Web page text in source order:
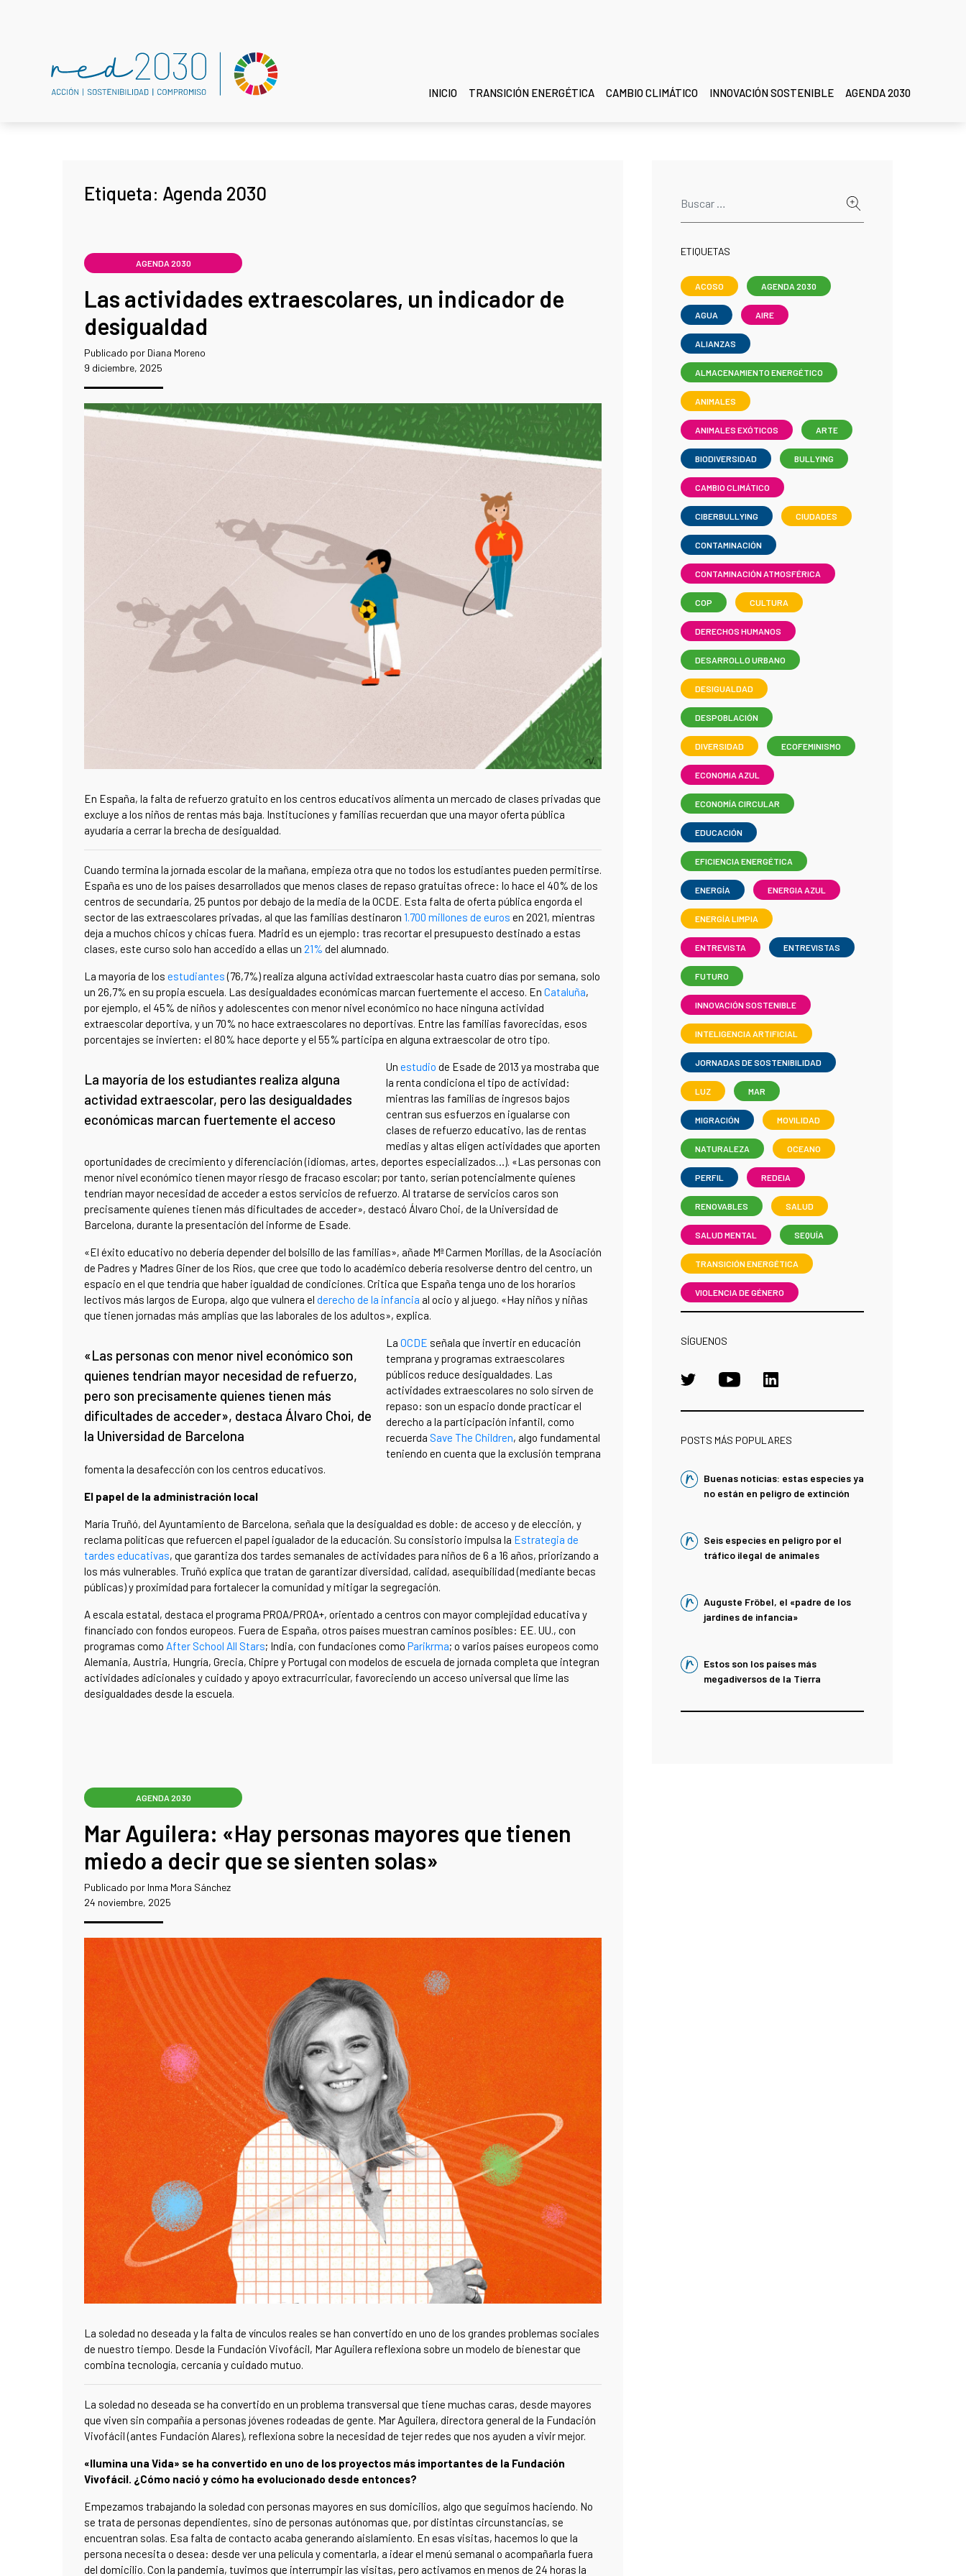
INICIO TRANSICIÓN ENERGÉTICA CAMBIO CLIMÁTICO INNOVACIÓN SOSTENIBLE AGENDA 2030
Etiqueta: Agenda 2030
AGENDA 2030
Las actividades extraescolares, un indicador de
desigualdad
Publicado por Diana Moreno
9 diciembre, 2025
En España, la falta de refuerzo gratuito en los centros educativos alimenta un mercado de clases privadas que
excluye a los niños de rentas más baja. Instituciones y familias recuerdan que una mayor oferta pública
ayudaría a cerrar la brecha de desigualdad.
Cuando termina la jornada escolar de la mañana, empieza otra que no todos los estudiantes pueden permitirse.
España es uno de los países desarrollados que menos clases de repaso gratuitas ofrece: lo hace el 40% de los
centros de secundaria, 25 puntos por debajo de la media de la OCDE. Esta falta de oferta pública engorda el
sector de las extraescolares privadas, al que las familias destinaron 1.700 millones de euros en 2021, mientras
deja a muchos chicos y chicas fuera. Madrid es un ejemplo: tras recortar el presupuesto destinado a estas
clases, este curso solo han accedido a ellas un 21% del alumnado.
La mayoría de los estudiantes(76,7%) realiza alguna actividad extraescolar hasta cuatro días por semana, solo
un 26,7% en su propia escuela. Las desigualdades económicas marcan fuertemente el acceso. En Cataluña,
por ejemplo, el 45% de niños y adolescentes con menor nivel económico no hace ninguna actividad
extraescolar deportiva, y un 70% no hace extraescolares no deportivas. Entre las familias favorecidas, esos
porcentajes se invierten: el 80% hace deporte y el 55% participa en alguna extraescolar de otro tipo.
La mayoría de los estudiantes realiza alguna
actividad extraescolar, pero las desigualdades
económicas marcan fuertemente el acceso
Un estudio de Esade de 2013 ya mostraba que
la renta condiciona el tipo de actividad:
mientras las familias de ingresos bajos
centran sus esfuerzos en igualarse con
clases de refuerzo educativo, las de rentas
medias y altas eligen actividades que aporten
oportunidades de crecimiento y diferenciación (idiomas, artes, deportes especializados…). «Las personas con
menor nivel económico tienen mayor riesgo de fracaso escolar; por tanto, serían potencialmente quienes
tendrían mayor necesidad de acceder a estos servicios de refuerzo. Al tratarse de servicios caros son
precisamente quienes tienen más dificultades de acceder», destacó Álvaro Choi, de la Universidad de
Barcelona, durante la presentación del informe de Esade.
«El éxito educativo no debería depender del bolsillo de las familias», añade Mª Carmen Morillas, de la Asociación
de Padres y Madres Giner de los Ríos, que cree que todo lo académico debería resolverse dentro del centro, un
espacio en el que tendría que haber igualdad de condiciones. Critica que España tenga uno de los horarios
lectivos más largos de Europa, algo que vulnera el derecho de la infancia al ocio y al juego. «Hay niños y niñas
que tienen jornadas más amplias que las laborales de los adultos», explica.
«Las personas con menor nivel económico son
quienes tendrían mayor necesidad de refuerzo,
pero son precisamente quienes tienen más
dificultades de acceder», destaca Álvaro Choi, de
la Universidad de Barcelona
La OCDE señala que invertir en educación
temprana y programas extraescolares
públicos reduce desigualdades. Las
actividades extraescolares no solo sirven de
repaso: son un espacio donde practicar el
derecho a la participación infantil, como
recuerda Save The Children, algo fundamental
teniendo en cuenta que la exclusión temprana
fomenta la desafección con los centros educativos.
El papel de la administración local
María Truñó, del Ayuntamiento de Barcelona, señala que la desigualdad es doble: de acceso y de elección, y
reclama políticas que refuercen el papel igualador de la educación. Su consistorio impulsa la Estrategia de
tardes educativas, que garantiza dos tardes semanales de actividades para niños de 6 a 16 años, priorizando a
los más vulnerables. Truñó explica que tratan de garantizar diversidad, calidad, asequibilidad (mediante becas
públicas) y proximidad para fortalecer la comunidad y mitigar la segregación.
A escala estatal, destaca el programa PROA/PROA+, orientado a centros con mayor complejidad educativa y
financiado con fondos europeos. Fuera de España, otros países muestran caminos posibles: EE. UU., con
programas como After School All Stars; India, con fundaciones como Parikrma; o varios países europeos como
Alemania, Austria, Hungría, Grecia, Chipre y Portugal con modelos de escuela de jornada completa que integran
actividades adicionales y cuidado y apoyo extracurricular, favoreciendo un acceso universal que lime las
desigualdades desde la escuela.
AGENDA 2030
Mar Aguilera: «Hay personas mayores que tienen
miedo a decir que se sienten solas»
Publicado por Inma Mora Sánchez
24 noviembre, 2025
La soledad no deseada y la falta de vínculos reales se han convertido en uno de los grandes problemas sociales
de nuestro tiempo. Desde la Fundación Vivofácil, Mar Aguilera reflexiona sobre un modelo de bienestar que
combina tecnología, cercanía y cuidado mutuo.
La soledad no deseada se ha convertido en un problema transversal que tiene muchas caras, desde mayores
que viven sin compañía a personas jóvenes rodeadas de gente. Mar Aguilera, directora general de la Fundación
Vivofácil (antes Fundación Alares), reflexiona sobre la necesidad de tejer redes que nos ayuden a vivir mejor.
«Ilumina una Vida» se ha convertido en uno de los proyectos más importantes de la Fundación
Vivofácil. ¿Cómo nació y cómo ha evolucionado desde entonces?
Empezamos trabajando la soledad con personas mayores en sus domicilios, algo que seguimos haciendo. No
se trata de personas dependientes, sino de personas autónomas que, por distintas circunstancias, se
encuentran solas. Esa falta de contacto acaba generando aislamiento. En esas visitas, hacemos lo que la
persona necesita o desea: desde ver una película y comentarla, a idear el menú semanal o acompañarla fuera
del domicilio. Con la pandemia, tuvimos que interrumpir las visitas, pero activamos en menos de 24 horas la
ETIQUETAS
ACOSO AGENDA 2030
AGUA AIRE
ALIANZAS
ALMACENAMIENTO ENERGÉTICO
ANIMALES
ANIMALES EXÓTICOS ARTE
BIODIVERSIDAD BULLYING
CAMBIO CLIMÁTICO
CIBERBULLYING CIUDADES
CONTAMINACIÓN
CONTAMINACIÓN ATMOSFÉRICA
COP CULTURA
DERECHOS HUMANOS
DESARROLLO URBANO
DESIGUALDAD
DESPOBLACIÓN
DIVERSIDAD ECOFEMINISMO
ECONOMIA AZUL
ECONOMÍA CIRCULAR
EDUCACIÓN
EFICIENCIA ENERGÉTICA
ENERGÍA ENERGIA AZUL
ENERGÍA LIMPIA
ENTREVISTA ENTREVISTAS
FUTURO
INNOVACIÓN SOSTENIBLE
INTELIGENCIA ARTIFICIAL
JORNADAS DE SOSTENIBILIDAD
LUZ MAR
MIGRACIÓN MOVILIDAD
NATURALEZA OCEANO
PERFIL REDEIA
RENOVABLES SALUD
SALUD MENTAL SEQUÍA
TRANSICIÓN ENERGÉTICA
VIOLENCIA DE GÉNERO
SÍGUENOS
POSTS MÁS POPULARES
Buenas noticias: estas especies ya
no están en peligro de extinción
Seis especies en peligro por el
tráfico ilegal de animales
Auguste Fröbel, el «padre de los
jardines de infancia»
Estos son los países más
megadiversos de la Tierra